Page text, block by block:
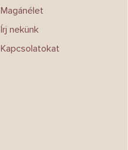
Magánélet
Írj nekünk
Kapcsolatokat